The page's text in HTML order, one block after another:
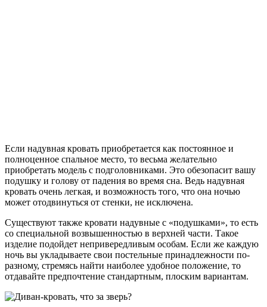
Если надувная кровать приобретается как постоянное и
полноценное спальное место, то весьма желательно
приобретать модель с подголовниками. Это обезопасит вашу
подушку и голову от падения во время сна. Ведь надувная
кровать очень легкая, и возможность того, что она ночью
может отодвинуться от стенки, не исключена.
Существуют также кровати надувные с «подушками», то есть
со специальной возвышенностью в верхней части. Такое
изделие подойдет непривередливым особам. Если же каждую
ночь вы укладываете свои постельные принадлежности по-
разному, стремясь найти наиболее удобное положение, то
отдавайте предпочтение стандартным, плоским вариантам.